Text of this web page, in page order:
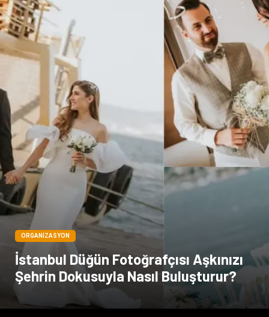
Bakım Aksesuar
Sağlık Haberleri Blogroll
Spor Malzemeleri Hediyelik Eşya
Kültür Acil ve İlkyardım
ORGANIZASYON
İstanbul Düğün Fotoğrafçısı Aşkınızı
Şehrin Dokusuyla Nasıl Buluşturur?